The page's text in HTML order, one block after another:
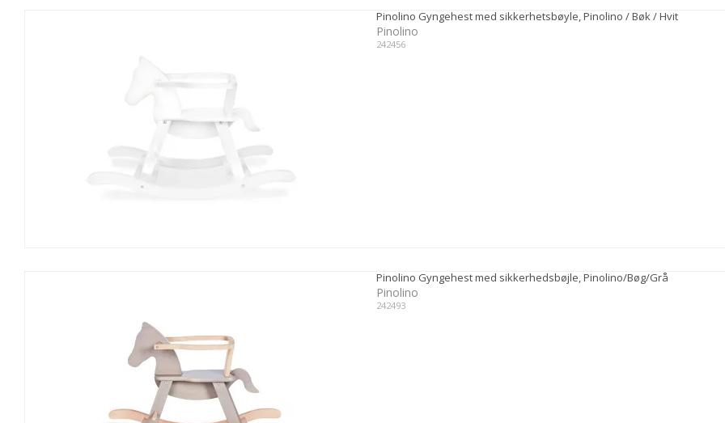
Pinolino Gyngehest med sikkerhetsbøyle, Pinolino / Bøk / Hvit
Pinolino
242456
Pinolino Gyngehest med sikkerhedsbøjle, Pinolino/Bøg/Grå
Pinolino
242493